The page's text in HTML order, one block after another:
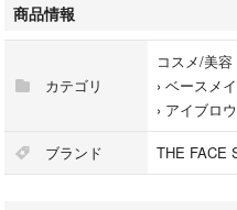
商品情報
カテゴリ
コスメ/美容
› ベースメ
› アイブロ
ブランド THE FACE